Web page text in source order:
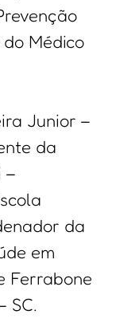
Médico
Junior –
da
–
da
em
Ferrabone
SC.